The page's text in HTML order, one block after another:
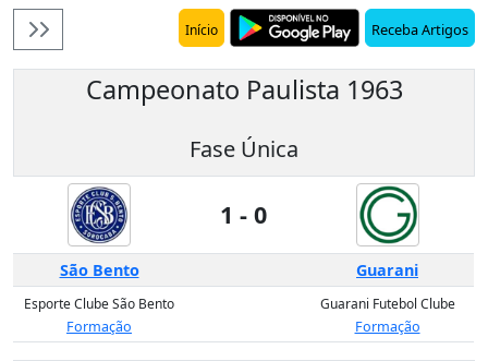
Receba Artigos
Início
Campeonato Paulista 1963
Fase Única
1 - 0
São Bento Guarani
Esporte Clube São Bento
Formação
Guarani Futebol Clube
Formação